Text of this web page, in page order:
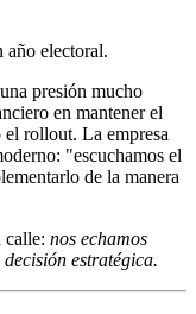
año electoral.
presión mucho
en mantener el
rollout. La empresa
"escuchamos el
de la manera
calle: nos echamos
estratégica.